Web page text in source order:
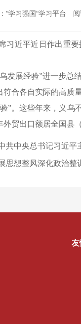
学习强国”学习平台
习近平近日作出重
展经验”进一步总
合各自实际的高质
。这些年来，义乌
贸出口额居全国县
共中央总书记习近平
想整风深化政治
友